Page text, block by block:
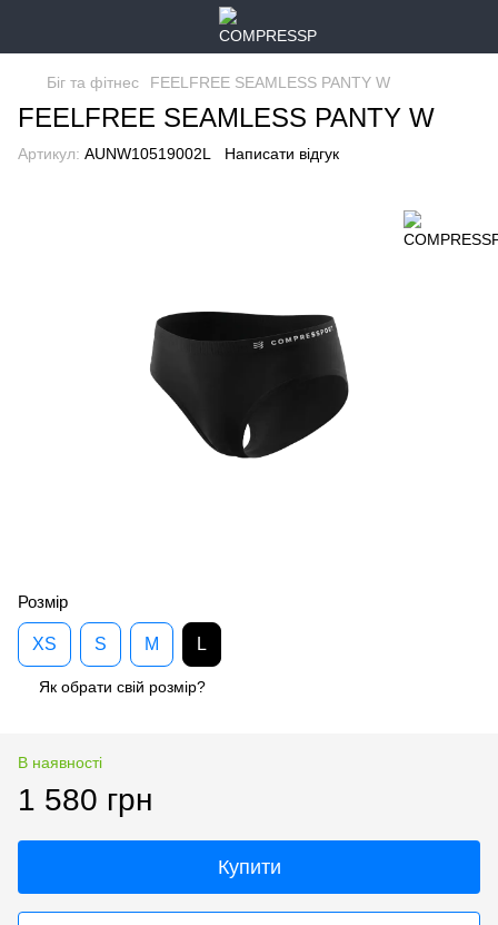
Біг та фітнес FEELFREE SEAMLESS PANTY W
FEELFREE SEAMLESS PANTY W
Артикул: AUNW10519002L Написати відгук
Розмір
XS S M L
Як обрати свій розмір?
В наявності
1 580 грн
Купити